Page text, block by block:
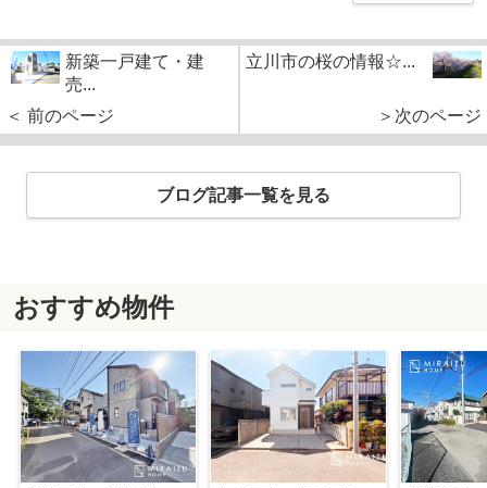
新築一戸建て・建
売...
＜ 前のページ
立川市の桜の情報☆...
＞次のページ
ブログ記事一覧を見る
おすすめ物件